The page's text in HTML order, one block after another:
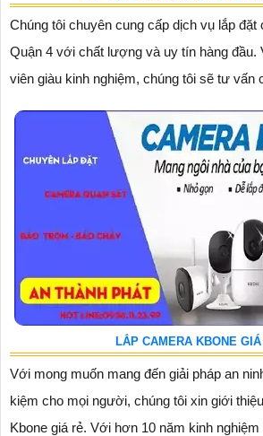
Chúng tôi chuyên cung cấp dịch vụ lắp đặt
Quận 4 với chất lượng và uy tín hàng đầu.
viên giàu kinh nghiệm, chúng tôi sẽ tư vấn
LẮP CAMERA KBONE GIÁ
Với mong muốn mang đến giải pháp an
kiệm cho mọi người, chúng tôi xin giới
Kbone giá rẻ. Với hơn 10 năm kinh